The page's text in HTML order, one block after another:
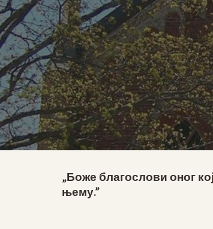
„Боже благослови оног
њему.”